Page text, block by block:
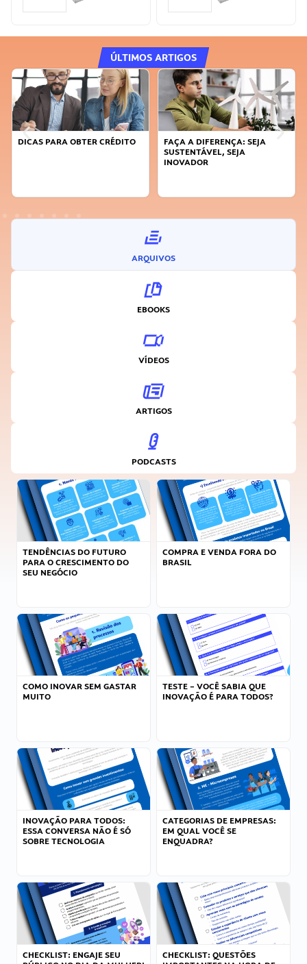
ÚLTIMOS ARTIGOS
DICAS PARA OBTER CRÉDITO
FAÇA A DIFERENÇA: SEJA
SUSTENTÁVEL, SEJA
INOVADOR
ARQUIVOS
EBOOKS
VÍDEOS
ARTIGOS
PODCASTS
TENDÊNCIAS DO FUTURO
PARA O CRESCIMENTO DO
SEU NEGÓCIO
COMPRA E VENDA FORA DO
BRASIL
COMO INOVAR SEM GASTAR
MUITO
TESTE – VOCÊ SABIA QUE
INOVAÇÃO É PARA TODOS?
INOVAÇÃO PARA TODOS:
ESSA CONVERSA NÃO É SÓ
SOBRE TECNOLOGIA
CATEGORIAS DE EMPRESAS:
EM QUAL VOCÊ SE
ENQUADRA?
CHECKLIST: ENGAJE SEU
CHECKLIST: QUESTÕES